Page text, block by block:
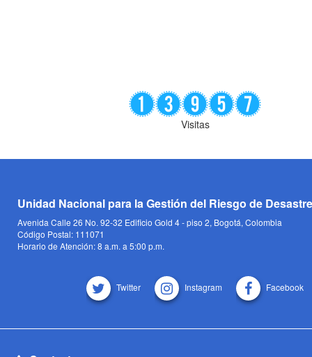
Visitas
Unidad Nacional para la Gestión del Riesgo de
Avenida Calle 26 No. 92-32 Edificio Gold 4 - piso 2, Bogotá, Colombia
Código Postal: 111071
Horario de Atención: 8 a.m. a 5:00 p.m.
Twitter Instagram Facebook